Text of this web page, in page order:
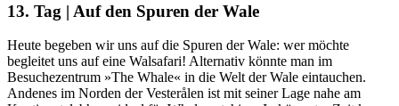
13. Tag | Auf den Spuren der Wale
Heute begeben wir uns auf die Spuren der Wale: wer möchte
begleitet uns auf eine Walsafari! Alternativ könnte man im
Besuchezentrum »The Whale« in die Welt der Wale eintauchen.
Andenes im Norden der Vesterålen ist mit seiner Lage nahe am